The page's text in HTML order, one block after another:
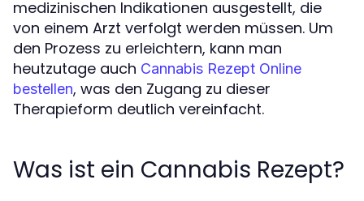
medizinischen Indikationen ausgestellt, die
von einem Arzt verfolgt werden müssen. Um
den Prozess zu erleichtern, kann man
heutzutage auch Cannabis Rezept Online
bestellen, was den Zugang zu dieser
Therapieform deutlich vereinfacht.
Was ist ein Cannabis Rezept?